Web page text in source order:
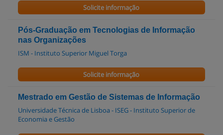
Solicite informação
Pós-Graduação em Tecnologias de Informação
nas Organizações
ISM - Instituto Superior Miguel Torga
Solicite informação
Mestrado em Gestão de Sistemas de Informação
Universidade Técnica de Lisboa - ISEG - Instituto Superior de
Economia e Gestão